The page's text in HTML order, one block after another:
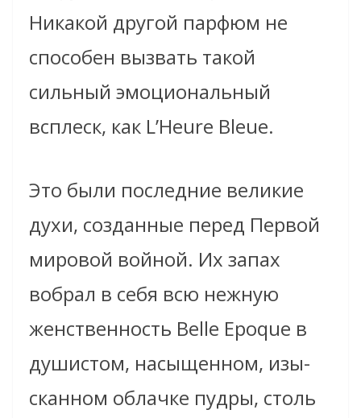
Никакой другой парфюм не
способен вызвать такой
сильный эмоциональный
всплеск, как L’Heure Bleue.
Это были последние великие
духи, созданные перед Первой
мировой войной. Их запах
вобрал в себя всю нежную
женственность Belle Epoque в
душистом, насыщенном, изы­
сканном облачке пудры, столь